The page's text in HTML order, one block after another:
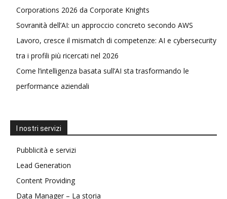
Corporations 2026 da Corporate Knights
Sovranità dell’AI: un approccio concreto secondo AWS
Lavoro, cresce il mismatch di competenze: AI e cybersecurity
tra i profili più ricercati nel 2026
Come l’intelligenza basata sull’AI sta trasformando le
performance aziendali
I nostri servizi
Pubblicità e servizi
Lead Generation
Content Providing
Data Manager – La storia